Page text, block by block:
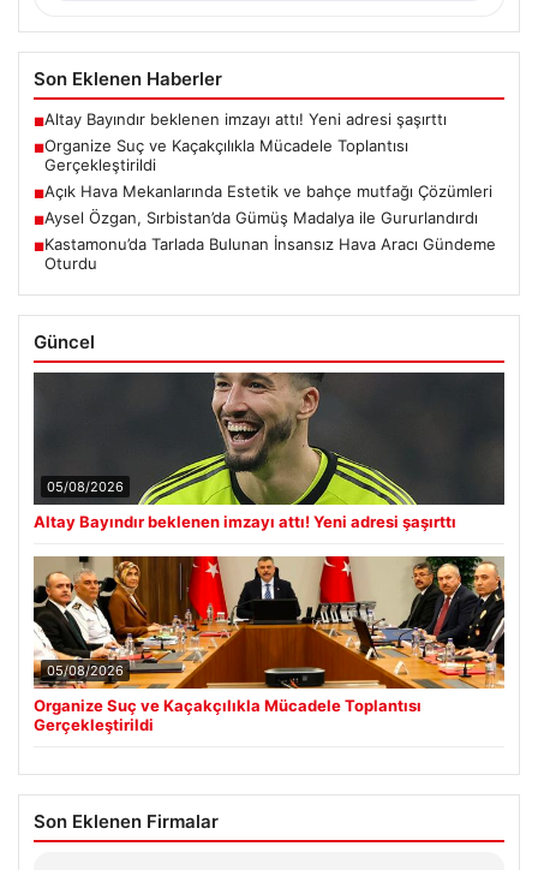
Son Eklenen Haberler
■Altay Bayındır beklenen imzayı attı! Yeni adresi şaşırttı
■Organize Suç ve Kaçakçılıkla Mücadele Toplantısı
Gerçekleştirildi
■Açık Hava Mekanlarında Estetik ve bahçe mutfağı Çözümleri
■Aysel Özgan, Sırbistan’da Gümüş Madalya ile Gururlandırdı
■Kastamonu’da Tarlada Bulunan İnsansız Hava Aracı Gündeme
Oturdu
Güncel
05/08/2026
Altay Bayındır beklenen imzayı attı! Yeni adresi şaşırttı
05/08/2026
Organize Suç ve Kaçakçılıkla Mücadele Toplantısı
Gerçekleştirildi
Son Eklenen Firmalar